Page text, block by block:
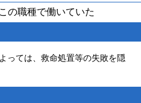
の職種で働いていた
っては、救命処置等の失敗を隠